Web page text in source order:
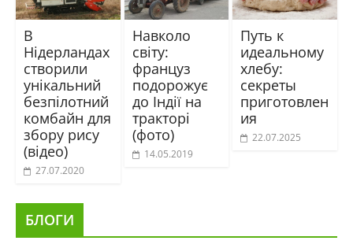
В
Нідерландах
створили
унікальний
безпілотний
комбайн для
збору рису
(відео)
27.07.2020
Навколо
світу:
француз
подорожує
до Індії на
тракторі
(фото)
14.05.2019
Путь к
идеальному
хлебу:
секреты
приготовлен
ия
22.07.2025
БЛОГИ